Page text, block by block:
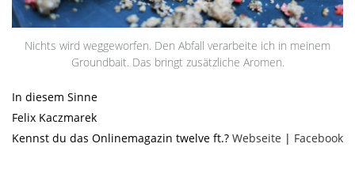
Nichts wird weggeworfen. Den Abfall verarbeite ich in meinem
Groundbait. Das bringt zusätzliche Aromen.
In diesem Sinne
Felix Kaczmarek
Kennst du das Onlinemagazin twelve ft.? Webseite | Facebook